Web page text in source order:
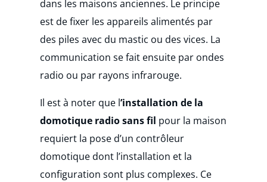
dans les maisons anciennes. Le principe
est de fixer les appareils alimentés par
des piles avec du mastic ou des vices. La
communication se fait ensuite par ondes
radio ou par rayons infrarouge.
Il est à noter que l’installation de la
domotique radio sans fil pour la maison
requiert la pose d’un contrôleur
domotique dont l’installation et la
configuration sont plus complexes. Ce